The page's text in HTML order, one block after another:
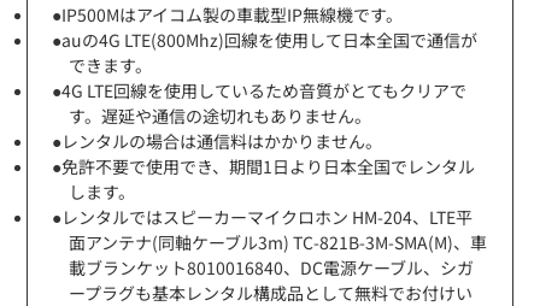
●IP500Mはアイコム製の車載型IP無線機です。
●auの4G LTE(800Mhz)回線を使用して日本全国で通信が
できます。
●4G LTE回線を使用しているため音質がとてもクリアで
す。遅延や通信の途切れもありません。
●レンタルの場合は通信料はかかりません。
●免許不要で使用でき、期間1日より日本全国でレンタル
します。
●レンタルではスピーカーマイクロホン HM-204、LTE平
面アンテナ(同軸ケーブル3m) TC-821B-3M-SMA(M)、車
載ブランケット8010016840、DC電源ケーブル、シガ
ープラグも基本レンタル構成品として無料でお付けい